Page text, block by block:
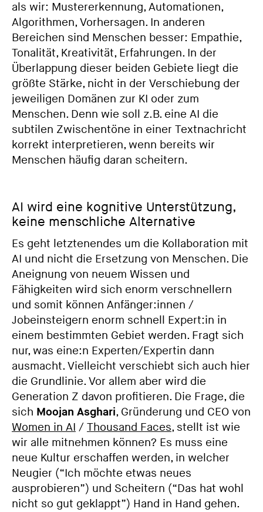
als wir: Mustererkennung, Automationen,
Algorithmen, Vorhersagen. In anderen
Bereichen sind Menschen besser: Empathie,
Tonalität, Kreativität, Erfahrungen. In der
Überlappung dieser beiden Gebiete liegt die
größte Stärke, nicht in der Verschiebung der
jeweiligen Domänen zur KI oder zum
Menschen. Denn wie soll z.B. eine AI die
subtilen Zwischentöne in einer Textnachricht
korrekt interpretieren, wenn bereits wir
Menschen häufig daran scheitern.
AI wird eine kognitive Unterstützung,
keine menschliche Alternative
Es geht letztenendes um die Kollaboration mit
AI und nicht die Ersetzung von Menschen. Die
Aneignung von neuem Wissen und
Fähigkeiten wird sich enorm verschnellern
und somit können Anfänger:innen /
Jobeinsteigern enorm schnell Expert:in in
einem bestimmten Gebiet werden. Fragt sich
nur, was eine:n Experten/Expertin dann
ausmacht. Vielleicht verschiebt sich auch hier
die Grundlinie. Vor allem aber wird die
Generation Z davon profitieren. Die Frage, die
sich Moojan Asghari, Gründerung und CEO von
Women in AI / Thousand Faces, stellt ist wie
wir alle mitnehmen können? Es muss eine
neue Kultur erschaffen werden, in welcher
Neugier (“Ich möchte etwas neues
ausprobieren”) und Scheitern (“Das hat wohl
nicht so gut geklappt”) Hand in Hand gehen.